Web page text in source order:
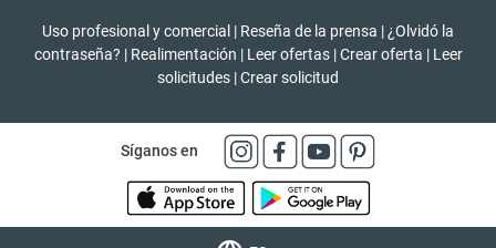
Uso profesional y comercial | Reseña de la prensa | ¿Olvidó la
contraseña? | Realimentación | Leer ofertas | Crear oferta | Leer
solicitudes |Crear solicitud
Síganos en